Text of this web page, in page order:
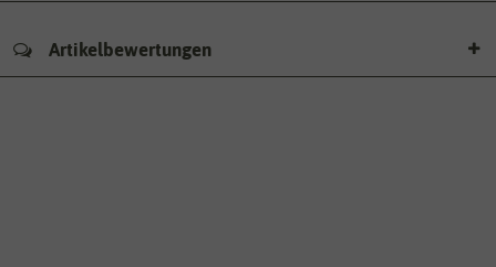
Artikelbewertungen